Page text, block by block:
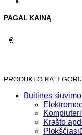
PAGAL KAINĄ
€
PRODUKTO
Buitinės
Krašto